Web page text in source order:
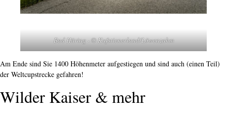
Bad Häring - © Kufstienerland/Löwenzahm
Am Ende sind Sie 1400 Höhenmeter aufgestiegen und sind auch (einen Teil)
der Weltcupstrecke gefahren!
Wilder Kaiser & mehr